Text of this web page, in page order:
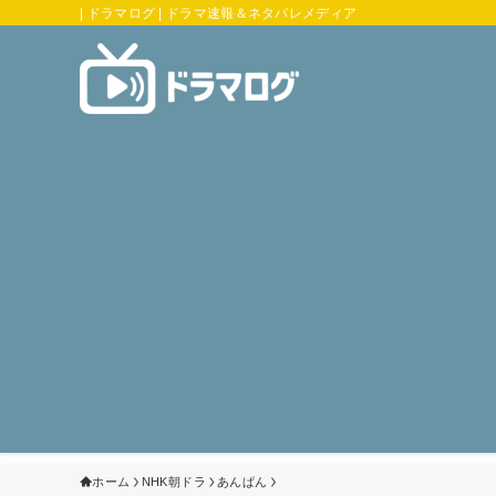
| ドラマログ | ドラマ速報＆ネタバレメディア
ホーム NHK朝ドラ あんぱん